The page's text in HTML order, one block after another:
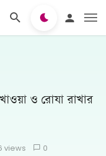
ও রোযা রাখার
views 0